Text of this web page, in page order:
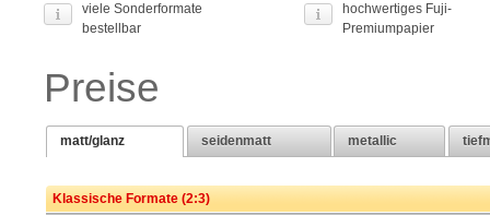
viele Sonderformate
bestellbar
hochwertiges Fuji-
Premiumpapier
Preise
matt/glanz seidenmatt metallic
Klassische Formate (2:3)